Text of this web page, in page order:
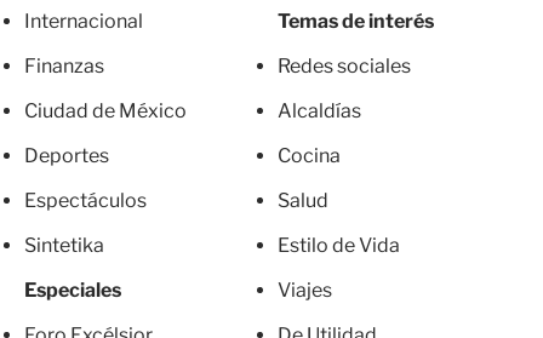
Internacional
Finanzas
Ciudad de México
Deportes
Espectáculos
Sintetika
Especiales
Temas de interés
Redes sociales
Alcaldías
Cocina
Salud
Estilo de Vida
Viajes